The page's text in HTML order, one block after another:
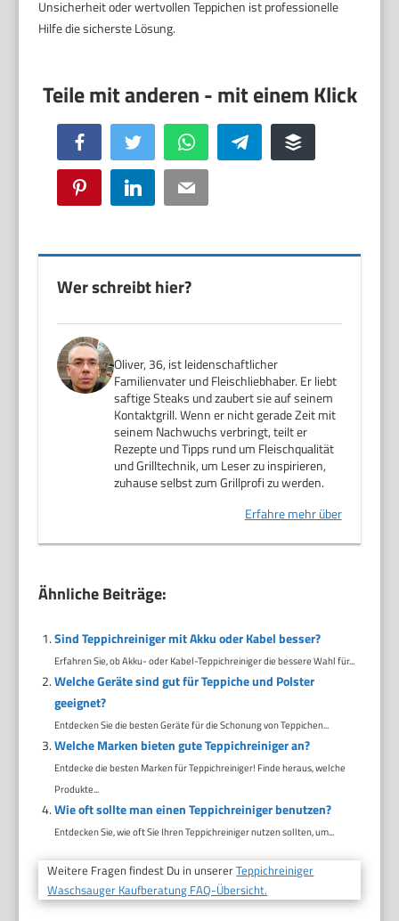
Unsicherheit oder wertvollen Teppichen ist professionelle
Hilfe die sicherste Lösung.
Facebook Twitter WhatsApp Telegram Buffer
Pinterest LinkedIn Email
Wer schreibt hier?
Oliver, 36, ist leidenschaftlicher
Familienvater und Fleischliebhaber. Er liebt
saftige Steaks und zaubert sie auf seinem
Kontaktgrill. Wenn er nicht gerade Zeit mit
seinem Nachwuchs verbringt, teilt er
Rezepte und Tipps rund um Fleischqualität
und Grilltechnik, um Leser zu inspirieren,
zuhause selbst zum Grillprofi zu werden.
Erfahre mehr über
Ähnliche Beiträge:
Sind Teppichreiniger mit Akku oder Kabel besser?
Erfahren Sie, ob Akku- oder Kabel-Teppichreiniger die bessere Wahl für...
Welche Geräte sind gut für Teppiche und Polster
geeignet?
Entdecken Sie die besten Geräte für die Schonung von Teppichen...
Welche Marken bieten gute Teppichreiniger an?
Entdecke die besten Marken für Teppichreiniger! Finde heraus, welche
Produkte...
Wie oft sollte man einen Teppichreiniger benutzen?
Entdecken Sie, wie oft Sie Ihren Teppichreiniger nutzen sollten, um...
Weitere Fragen findest Du in unsererTeppichreiniger
Waschsauger Kaufberatung FAQ-Übersicht.